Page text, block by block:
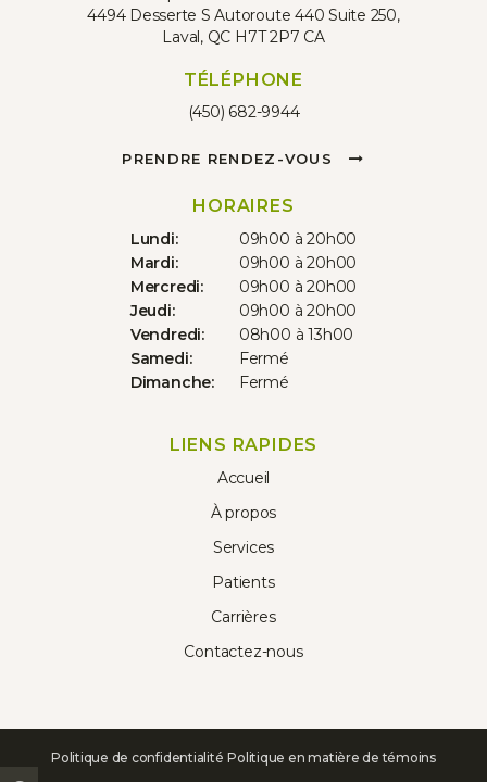
4494 Desserte S Autoroute 440 Suite 250
Laval QC H7T 2P7 CA
TÉLÉPHONE
(450) 682-9944
PRENDRE RENDEZ-VOUS
HORAIRES
Lundi:
09h00 à 20h00
Mardi:
09h00 à 20h00
Mercredi:
09h00 à 20h00
Jeudi:
09h00 à 20h00
Vendredi:
08h00 à 13h00
Samedi:
Fermé
Dimanche:
Fermé
LIENS RAPIDES
Accueil
À propos
Services
Patients
Carrières
Contactez-nous
Politique de confidentialité Politique en matière de témoins